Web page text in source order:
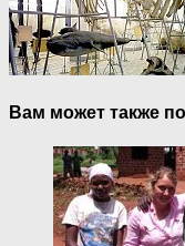
Вам может также